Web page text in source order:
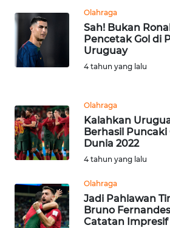
Olahraga
Sah! Bukan
Pencetak Gol di
Uruguay
4 tahun yang lalu
Olahraga
Kalahkan
Berhasil Puncaki
Dunia 2022
4 tahun yang lalu
Olahraga
Jadi Pahlawan
Bruno
Catatan Impresif
OPINI
EDITORIAL
INDEKS
BERITA
KONTAK
INFO
IKLAN